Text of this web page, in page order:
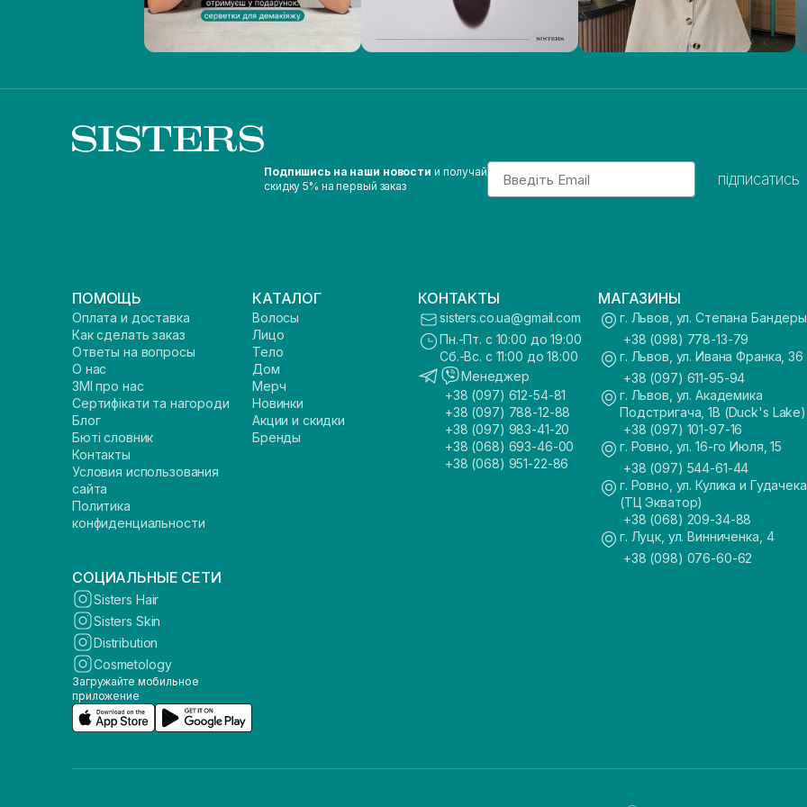
Подпишись на наши новости и получай
скидку 5% на первый заказ
Email
підписатись
ПОМОЩЬ
Оплата и доставка
Как сделать заказ
Ответы на вопросы
О нас
ЗМІ про нас
Сертифікати та нагороди
Блог
Бюті словник
Контакты
Условия использования
сайта
Политика
конфиденциальности
КАТАЛОГ
Волосы
Лицо
Тело
Дом
Мерч
Новинки
Акции и скидки
Бренды
КОНТАКТЫ
sisters.co.ua@gmail.com
Пн.-Пт. с 10:00 до 19:00
Сб.-Вс. с 11:00 до 18:00
Менеджер
+38 (097) 612-54-81
+38 (097) 788-12-88
+38 (097) 983-41-20
+38 (068) 693-46-00
+38 (068) 951-22-86
МАГАЗИНЫ
г. Львов, ул. Степана
+38 (098) 778-13-79
г. Львов, ул. Ивана Франка, 36
+38 (097) 611-95-94
г. Львов, ул. Академика
Подстригача, 1В (Duck's Lake)
+38 (097) 101-97-16
г. Ровно, ул. 16-го Июля, 15
+38 (097) 544-61-44
г. Ровно, ул. Кулика и
(ТЦ Экватор)
+38 (068) 209-34-88
г. Луцк, ул. Винниченка, 4
+38 (098) 076-60-62
СОЦИАЛЬНЫЕ СЕТИ
Sisters Hair
Sisters Skin
Distribution
Cosmetology
Загружайте мобильное
приложение